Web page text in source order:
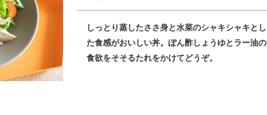
しっとり蒸したささ身と水菜のシャキシャキとし
た食感がおいしい丼。ぽん酢しょうゆとラー油の
食欲をそそるたれをかけてどうぞ。